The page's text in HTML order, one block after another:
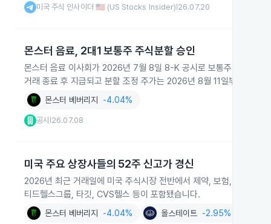
미국 주식 인사이더 🇺🇸 (US Stocks Insider) 26.07.20
몬스터 음료, 2대1 보통주 주식분할 승인
몬스터 음료 이사회가 2026년 7월 8일 8-K 공시로 보통주에 대해
거래 종료 후 지급되고 분할 조정 주가는 2026년 8월 11일부터 거래
몬스터 베버리지 -4.04%
공시 26.07.08
미국 주요 상장사들의 52주 신고가 경신
2026년 최근 거래일에 미국 주식시장 전반에서 제약, 보험, 소매, 테
티드헬스그룹, 타깃, CVS헬스 등이 포함됐습니다.
몬스터 베버리지 -4.04% 올스테이트 -2.95%